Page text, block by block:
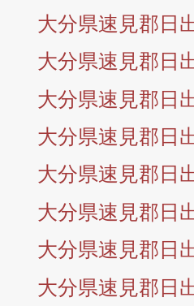
大分県速見郡日
大分県速見郡日
大分県速見郡日
大分県速見郡日
大分県速見郡日
大分県速見郡日
大分県速見郡日
大分県速見郡日